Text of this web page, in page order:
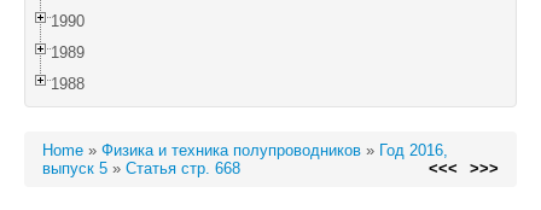
1990
1989
1988
Home » Физика и техника полупроводников » Год 2016,
выпуск 5 » Статья стр. 668 <<< >>>